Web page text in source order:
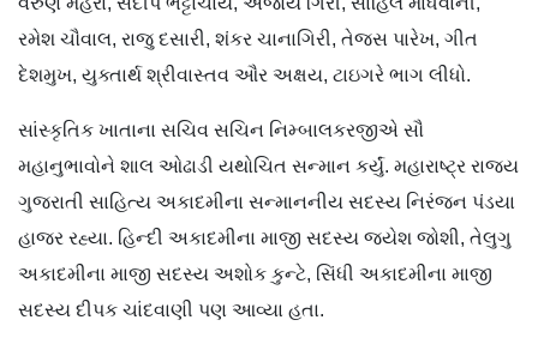
રમેશ ચૌવાલ, રાજુ દસારી, શંકર ચાનાગિરી, તેજસ પારેખ, ગીત
દેશમુખ, યુક્તાર્થ શ્રીવાસ્તવ ઔર અક્ષય, ટાઇગરે ભાગ લીધો.
સાંસ્કૃતિક ખાતાના સચિવ સચિન નિમ્બાલકરજીએ સૌ
મહાનુભાવોને શાલ ઓઢાડી યથોચિત સન્માન કર્યું. મહારાષ્ટ્ર રાજ્ય
ગુજરાતી સાહિત્ય અકાદમીના સન્માનનીય સદસ્ય નિરંજન પંડયા
હાજર રહ્યા. હિન્દી અકાદમીના માજી સદસ્ય જયેશ જોશી, તેલુગુ
અકાદમીના માજી સદસ્ય અશોક કુન્ટે, સિંધી અકાદમીના માજી
સદસ્ય દીપક ચાંદવાણી પણ આવ્યા હતા.